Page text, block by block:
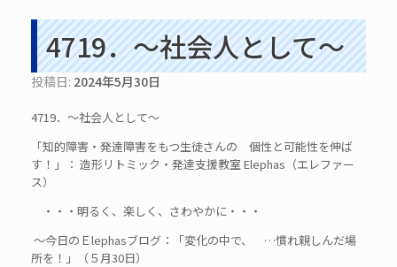
4719．～社会人として～
投稿日: 2024年5月30日
4719．～社会人として～
「知的障害・発達障害をもつ生徒さんの 個性と可能性を伸ば
す！」： 造形リトミック・発達支援教室 Elephas（エレファー
ス）
・・・明るく、楽しく、さわやかに・・・
～今日のＥlephasブログ：「変化の中で、 …慣れ親しんだ場
所を！」（５月30日）